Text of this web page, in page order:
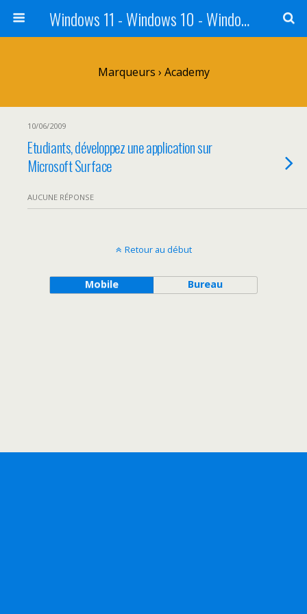
Windows 11 - Windows 10 - Windows 8 - Windows 7 - VISTA
Marqueurs › Academy
10/06/2009
Etudiants, développez une application sur
Microsoft Surface
AUCUNE RÉPONSE
Retour au début
Mobile Bureau